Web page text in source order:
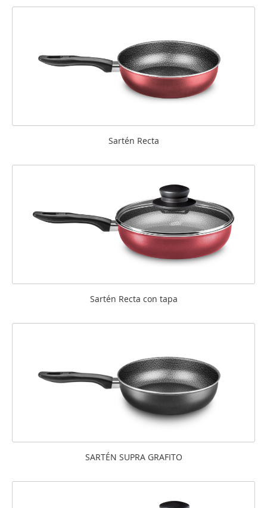
Sartén Recta
Sartén Recta con tapa
SARTÉN SUPRA GRAFITO